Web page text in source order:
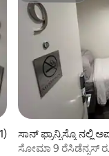
ಸರಾಸರಿ ರೇಟಿಂಗ್, 71
ಸಾನ್ ಫ್ರಾನ್ಸಿಸ್ಕೊ
ಸೋಮಾ 9 ರೆಸಿಡೆನ್ಸಸ್